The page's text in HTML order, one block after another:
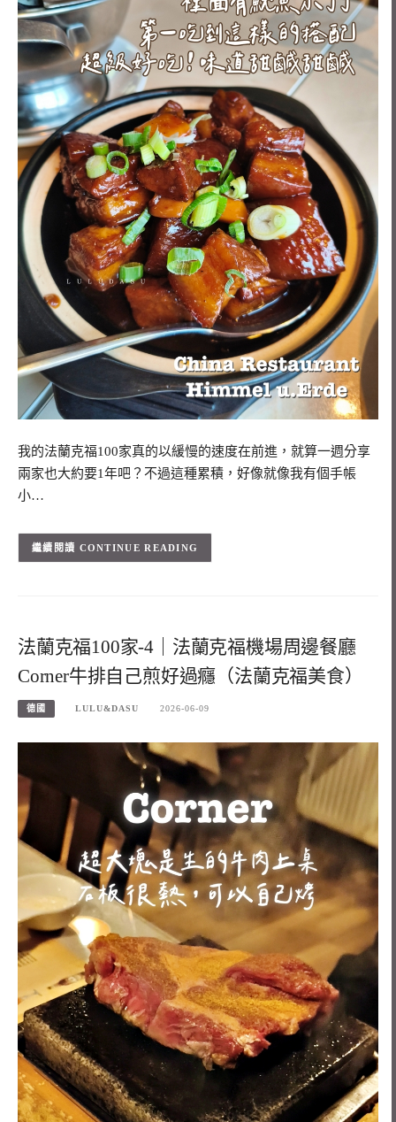
我的法蘭克福100家真的以緩慢的速度在前進，就算一週分享
兩家也大約要1年吧？不過這種累積，好像就像我有個手帳
小…
CONTINUE READING
法蘭克福100家-4｜法蘭克福機場周邊餐廳
Corner牛排自己煎好過癮（法蘭克福美食）
德國 LULU&DASU 2026-06-09